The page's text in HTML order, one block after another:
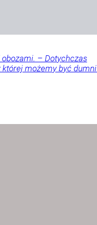
– Dotychczas
której możemy być